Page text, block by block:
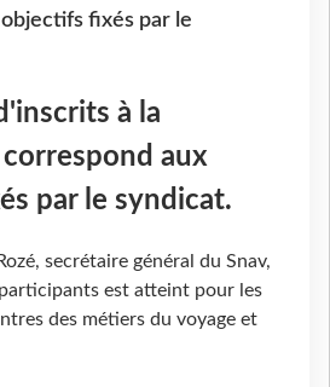
fixés par le
à la
aux
par le syndicat.
secrétaire général du Snav,
est atteint pour les
des métiers du voyage et